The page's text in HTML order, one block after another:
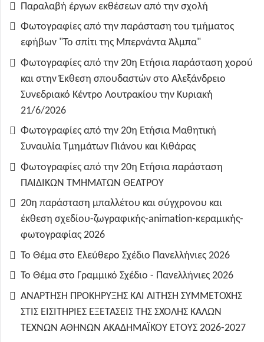
Παραλαβή έργων εκθέσεων από την σχολή
Φωτογραφίες από την παράσταση του τμήματος
εφήβων "Το σπίτι της Μπερνάντα Άλμπα"
Φωτογραφίες από την 20η Ετήσια παράσταση χορού
και στην Έκθεση σπουδαστών στο Αλεξάνδρειο
Συνεδριακό Κέντρο Λουτρακίου την Κυριακή
21/6/2026
Φωτογραφίες από την 20η Ετήσια Μαθητική
Συναυλία Τμημάτων Πιάνου και Κιθάρας
Φωτογραφίες από την 20η Ετήσια παράσταση
ΠΑΙΔΙΚΩΝ ΤΜΗΜΑΤΩΝ ΘΕΑΤΡΟΥ
20η παράσταση μπαλλέτου και σύγχρονου και
έκθεση σχεδίου-ζωγραφικής-animation-κεραμικής-
φωτογραφίας 2026
Το Θέμα στο Ελεύθερο Σχέδιο Πανελλήνιες 2026
Το Θέμα στο Γραμμικό Σχέδιο - Πανελλήνιες 2026
ΑΝΑΡΤΗΣΗ ΠΡΟΚΗΡΥΞΗΣ ΚΑΙ ΑΙΤΗΣΗ ΣΥΜΜΕΤΟΧΗΣ
ΣΤΙΣ ΕΙΣΙΤΗΡΙΕΣ ΕΞΕΤΑΣΕΙΣ ΤΗΣ ΣΧΟΛΗΣ ΚΑΛΩΝ
ΤΕΧΝΩΝ ΑΘΗΝΩΝ ΑΚΑΔΗΜΑΪΚΟΥ ΕΤΟΥΣ 2026-2027